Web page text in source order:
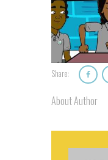
Share:
About Author